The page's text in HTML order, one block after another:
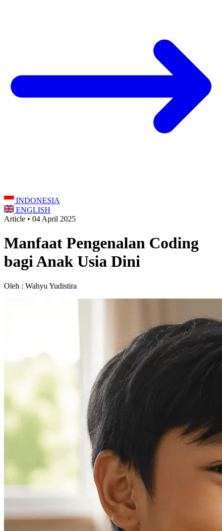
INDONESIA
ENGLISH
Article • 04 April 2025
Manfaat Pengenalan Coding
bagi Anak Usia Dini
Oleh : Wahyu Yudistira